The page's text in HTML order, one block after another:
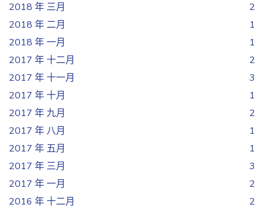
2018 年 三月
2
2018 年 二月
1
2018 年 一月
1
2017 年 十二月
2
2017 年 十一月
3
2017 年 十月
1
2017 年 九月
2
2017 年 八月
1
2017 年 五月
1
2017 年 三月
3
2017 年 一月
2
2016 年 十二月
2